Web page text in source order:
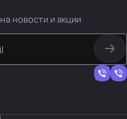
на новости и акции